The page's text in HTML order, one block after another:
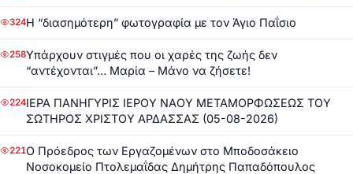
324Η “διασημότερη” φωτογραφία με τον Άγιο Παΐσιο
258Υπάρχουν στιγμές που οι χαρές της ζωής δεν
“αντέχονται”… Μαρία – Μάνο να ζήσετε!
224ΙΕΡΑ ΠΑΝΗΓΥΡΙΣ ΙΕΡΟΥ ΝΑΟΥ ΜΕΤΑΜΟΡΦΩΣΕΩΣ ΤΟΥ
ΣΩΤΗΡΟΣ ΧΡΙΣΤΟΥ ΑΡΔΑΣΣΑΣ (05-08-2026)
221Ο Πρόεδρος των Εργαζομένων στο Μποδοσάκειο
Νοσοκομείο Πτολεμαΐδας Δημήτρης Παπαδόπουλος